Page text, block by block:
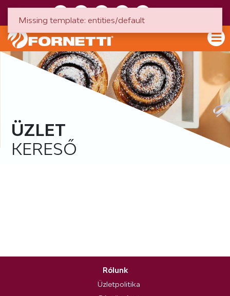
ÜZLET
KERESŐ
Rólunk
Üzletpolitika
Missing template: entities/default